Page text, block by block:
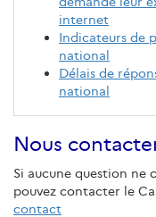
internet
Indicateurs de
national
Délais de
national
Nous
Si aucune question ne
pouvez contacter le
contact